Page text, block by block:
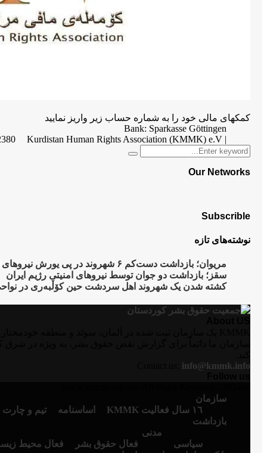
کمکهای مالی خود را به شماره حساب زیر واریز نمایید
Bank: Sparkasse Göttingen
| Kurdistan Human Rights Association (KMMK) e.V
Search
for:
Search
Our Networks
Subscrible
نوشته‌های تازه
مریوان؛ بازداشت دست‌کم ۶ شهروند در پی یورش نیروهای امنیتی به روستای “نێ”
سقز؛ بازداشت دو جوان توسط نیروهای امنیتی رژیم ایران
کشتە شدن یک شهروند اهل سردشت حین کۆڵبەری در
info@kmmk.info
سازمان
١٦ سال فعالیت KMMK
اساسنامە تیم و
بازداشت
سیاسی
مدنی
فعال حقوق بشر
فعال محیط